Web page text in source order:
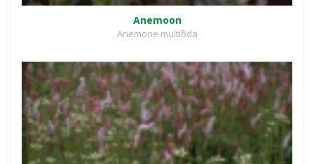
Anemoon
Anemone multifida